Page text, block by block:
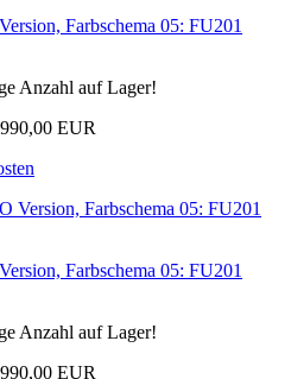
Farbschema 05: FU201
EUR
Farbschema 05: FU201
EUR